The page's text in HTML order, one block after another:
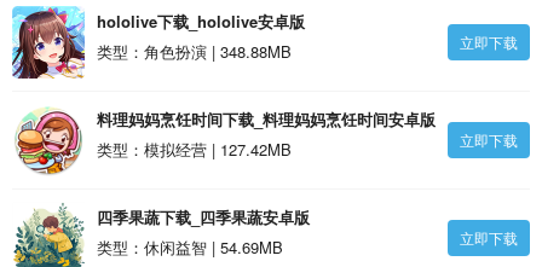
hololive下载_hololive安卓版
类型：角色扮演 | 348.88MB
立即下载
料理妈妈烹饪时间下载_料理妈妈烹饪时间安卓版
类型：模拟经营 | 127.42MB
立即下载
四季果蔬下载_四季果蔬安卓版
类型：休闲益智 | 54.69MB
立即下载